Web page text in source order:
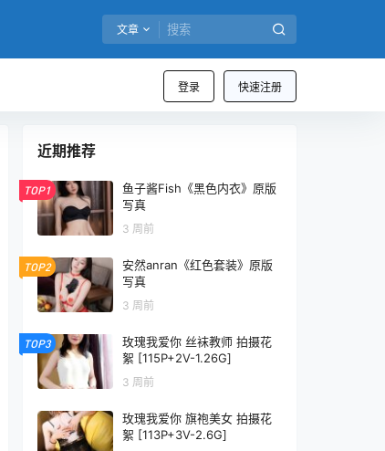
文章
登录 快速注册
近期推荐
TOP1
鱼子酱Fish《黑色内衣》原版
写真
3 周前
TOP2
安然anran《红色套装》原版
写真
3 周前
TOP3
玫瑰我爱你 丝袜教师 拍摄花
絮 [115P+2V-1.26G]
3 周前
玫瑰我爱你 旗袍美女 拍摄花
絮 [113P+3V-2.6G]